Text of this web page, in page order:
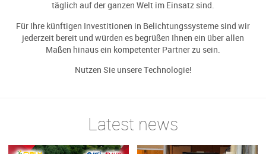
täglich auf der ganzen Welt im Einsatz sind.
Für Ihre künftigen Investitionen in Belichtungssysteme sind wir
jederzeit bereit und würden es begrüßen Ihnen ein über allen
Maßen hinaus ein kompetenter Partner zu sein.
Nutzen Sie unsere Technologie!
Latest news